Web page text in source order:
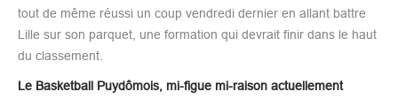
tout de même réussi un coup vendredi dernier en allant battre
Lille sur son parquet, une formation qui devrait finir dans le haut
du classement.
Le Basketball Puydômois, mi-figue mi-raison actuellement